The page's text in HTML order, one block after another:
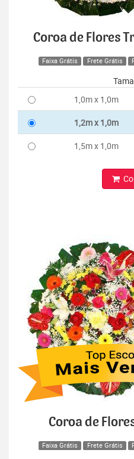
Coroa de Flores
Faixa Grátis Frete Grátis
1,0m x 1,0m
1,2m x 1,0m
1,5m x 1,0m
Coroa de
Faixa Grátis Frete Grátis